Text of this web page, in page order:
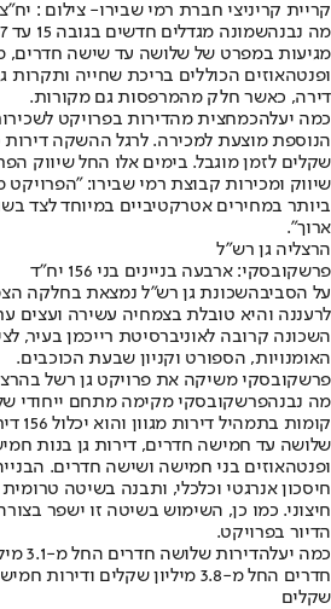
קריית קריניצי חברת רמי שבירו- צילום :
מה נבנה
מגיעות במפרט של שלושה עד שישה חדרים,
ופנטהאוזים הכוללים בריכת שחייה
דירה, כאשר חלק מהמרפסות גם מקורות.
כמה יעלהכמחצית מהדירות בפרויקט
שקלים לזמן מוגבל. בימים אלו החל שיווק
שיווק ומכירות קבוצת רמי שבירו:
ביותר במחירים אטרקטיביים במיוחד לצד
ארוך".
הרצליה גן רש"ל
פרשקובסקי: ארבעה בניינים בני 156 יח״ד
על הסביבהשכונת גן רש"ל נמצאת בחלקה
לרעננה והיא טובלת בצמחיה עשירה ועצים
השכונה קרובה לאוניברסיטת רייכמן בעיר,
האומנויות, הספורט וקניון שבעת הכוכבים.
פרשקובסקי משיקה את פרויקט גן רשל
מה נבנהפרשקובסקי מקימה מתחם ייחודי
שלושה עד חמישה חדרים, דירות גן בנות
ופנטהאוזים בני חמישה ושישה חדרים.
חיסכון אנרגטי וכלכלי, ותבנה בשיטה
חיצוני. כמו כן, השימוש בשיטה זו ישפר
הדיור בפרויקט.
כמה יעלה
דירות
שקלים